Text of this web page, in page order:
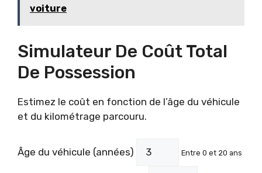
voiture
Simulateur De Coût Total
De Possession
Estimez le coût en fonction de l’âge du véhicule
et du kilométrage parcouru.
Âge du véhicule (années) Entre 0 et 20 ans